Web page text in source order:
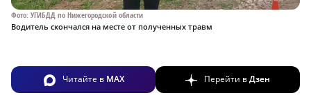
Фото: УГИБДД по Нижегородской области
Водитель скончался на месте от полученных травм
Читайте в MAX Перейти вДзен